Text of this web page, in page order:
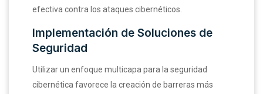
efectiva contra los ataques cibernéticos.
Implementación de Soluciones de
Seguridad
Utilizar un enfoque multicapa para la seguridad
cibernética favorece la creación de barreras más